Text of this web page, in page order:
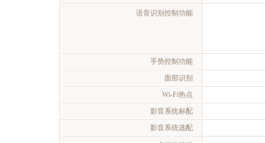
语音识别控制功能
手势控制功能
面部识别
Wi-Fi热点
影音系统标配
影音系统选配